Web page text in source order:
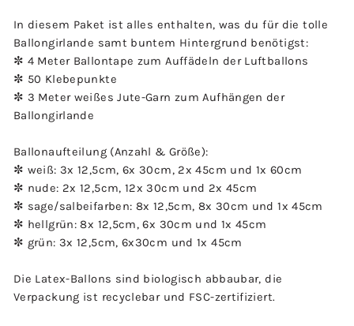
In diesem Paket ist alles enthalten, was du für die tolle
Ballongirlande samt buntem Hintergrund benötigst:
✼ 4 Meter Ballontape zum Auffädeln der Luftballons
✼ 50 Klebepunkte
✼ 3 Meter weißes Jute-Garn zum Aufhängen der
Ballongirlande
Ballonaufteilung (Anzahl & Größe):
✼ weiß: 3x 12,5cm, 6x 30cm, 2x 45cm und 1x 60cm
✼ nude: 2x 12,5cm, 12x 30cm und 2x 45cm
✼ sage/salbeifarben: 8x 12,5cm, 8x 30cm und 1x 45cm
✼ hellgrün: 8x 12,5cm, 6x 30cm und 1x 45cm
✼ grün: 3x 12,5cm, 6x30cm und 1x 45cm
Die Latex-Ballons sind biologisch abbaubar, die
Verpackung ist recyclebar und FSC-zertifiziert.